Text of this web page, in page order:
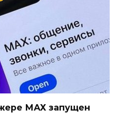
МАХ запущен